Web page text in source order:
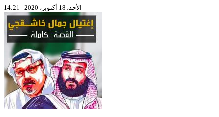
الأحد، 18 أكتوبر، 2020 - 14:21